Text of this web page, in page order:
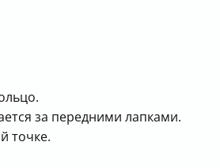
за передними лапками.
точке.